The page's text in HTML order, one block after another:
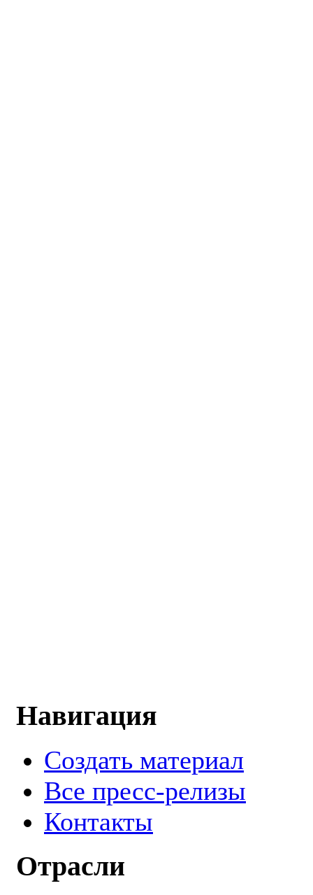
Навигация
Создать материал
Все пресс-релизы
Контакты
Отрасли